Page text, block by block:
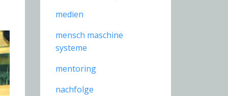
medien
mensch maschine
systeme
mentoring
nachfolge